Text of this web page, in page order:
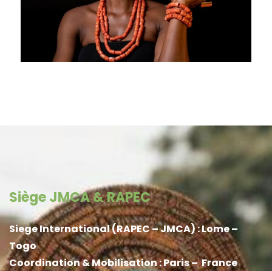
Siège JMCA & RAPEC
Siege International (RAPEC – JMCA) : Lome –
Togo
Coordination & Mobilisation : Paris – France